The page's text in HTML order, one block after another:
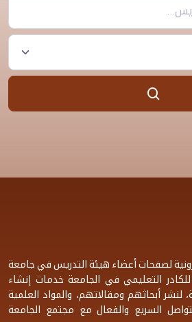
لصفحات أعضاء هيئة التدريس في جامعة
للكادر التعليمي في الجامعة خدمات إنشاء
أبحاثهم ومقالاتهم، والمواد العلمية
السريع والفعال مع مجتمع الجامعة